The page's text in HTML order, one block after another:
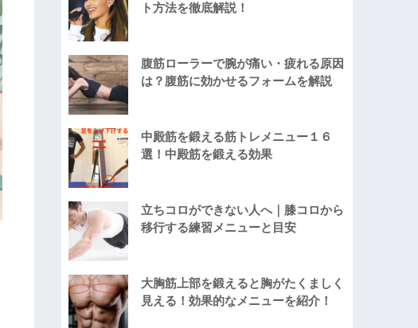
ト方法を徹底解説！
腹筋ローラーで腕が痛い・疲れる原因
は？腹筋に効かせるフォームを解説
中殿筋を鍛える筋トレメニュー１６
選！中殿筋を鍛える効果
立ちコロができない人へ｜膝コロから
移行する練習メニューと目安
大胸筋上部を鍛えると胸がたくましく
見える！効果的なメニューを紹介！